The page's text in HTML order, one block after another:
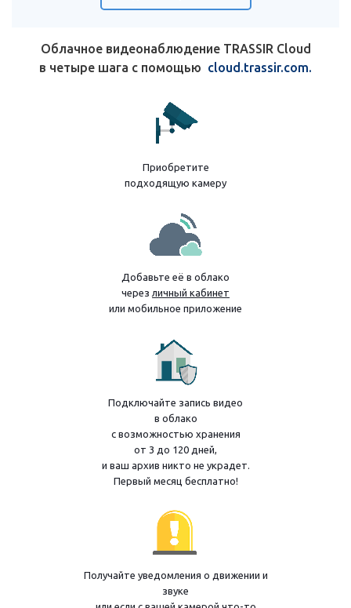
Облачное видеонаблюдение TRASSIR Cloud
в четыре шага с помощью cloud.trassir.com.
Приобретите
подходящую камеру
Добавьте её в облако
через личный кабинет
или мобильное приложение
Подключайте запись видео
в облако
с возможностью хранения
от 3 до 120 дней,
и ваш архив никто не украдет.
Первый месяц бесплатно!
Получайте уведомления о движении и
звуке